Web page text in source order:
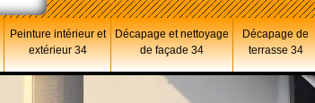
Peinture intérieur et
extérieur 34
Décapage et nettoyage
de façade 34
Décapage de
terrasse 34